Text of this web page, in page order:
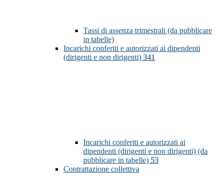
Tassi di assenza trimestrali (da pubblicare
in tabelle)
Incarichi conferiti e autorizzati ai dipendenti
(dirigenti e non dirigenti) 341
Incarichi conferiti e autorizzati ai
dipendenti (dirigenti e non dirigenti) (da
pubblicare in tabelle) 53
Contrattazione collettiva